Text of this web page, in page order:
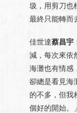
圾，用剪刀也
最終只能轉而
佳世達蔡昌宇
減，每次來依
海灘也有情感
卻總是看見海
的不多，但我
個好的開始。」